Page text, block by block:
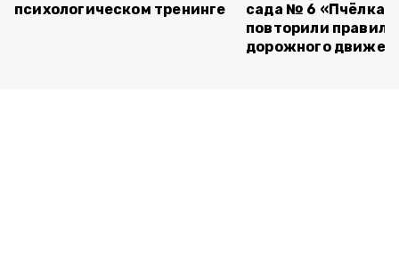
психологическом тренинге
сада № 6 «Пчёлка»
повторили правила
дорожного